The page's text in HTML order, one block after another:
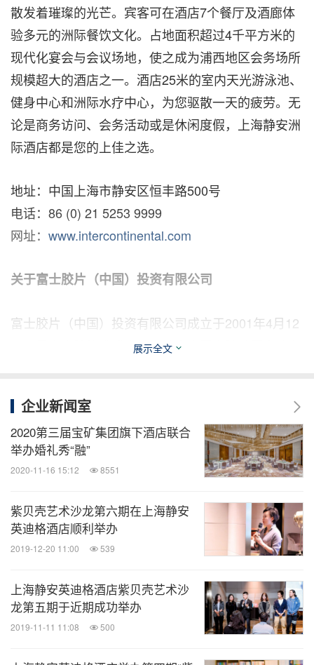
散发着璀璨的光芒。宾客可在酒店7个餐厅及酒廊体
验多元的洲际餐饮文化。占地面积超过4千平方米的
现代化宴会与会议场地，使之成为浦西地区会务场所
规模超大的酒店之一。酒店25米的室内天光游泳池、
健身中心和洲际水疗中心，为您驱散一天的疲劳。无
论是商务访问、会务活动或是休闲度假，上海静安洲
际酒店都是您的上佳之选。
地址：中国上海市静安区恒丰路500号
电话：86 (0) 21 5253 9999
网址： www.intercontinental.com
关于富士胶片（中国）投资有限公司
富士胶片（中国）投资有限公司成立于2001年4月12
日，是富士胶片株式会社为扩大中国大陆地区事业在
认定为国家级地区总部。主营业务包括数码相机、影
像、医疗、印刷、高性能材料、光学元器件等。
地址：上海市浦东新区平家桥路100弄6号晶耀前滩
T76楼
电话：800-820-6300
网站：www.fujifilm.com.cn
消息来源：上海静安英迪格酒店
展示全文
企业新闻室
2020第三届宝矿集团旗下酒店联合
举办婚礼秀“融”
2020-11-16 15:12 8551
紫贝壳艺术沙龙第六期在上海静安
英迪格酒店顺利举办
2019-12-20 11:00 539
上海静安英迪格酒店紫贝壳艺术沙
龙第五期于近期成功举办
2019-11-11 11:08 500